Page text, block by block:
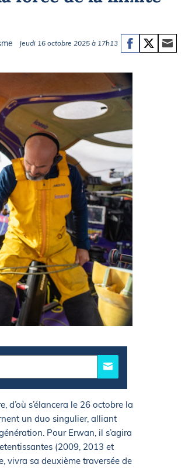
FLASH INFO
Jeudi 16 octobre 2025 à 17h13
d’où s’élancera le 26 octobre la
un duo singulier, alliant
Pour Erwan, il s’agira
(2009, 2013 et
vivra sa deuxième traversée de